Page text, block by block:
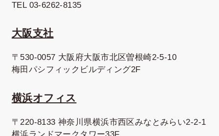
TEL 03-6262-8135
大阪支社
〒530-0057 大阪府大阪市北区曽根崎2-5-10
梅田パシフィックビルディング2F
横浜オフィス
〒220-8133 神奈川県横浜市西区みなとみらい2-2-1